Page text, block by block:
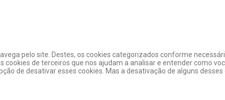
pelo site. Destes, os cookies categorizados conforme
de terceiros que nos ajudam a analisar e entender como
de desativar esses cookies. Mas a desativação de alguns